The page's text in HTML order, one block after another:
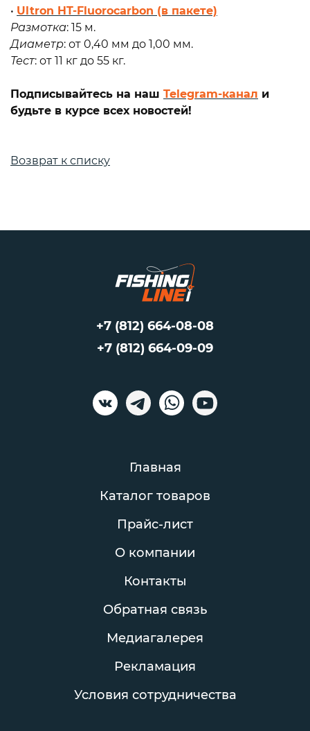
• Ultron HT-Fluorocarbon (в пакете)
Размотка: 15 м.
Диаметр: от 0,40 мм до 1,00 мм.
Тест: от 11 кг до 55 кг.
Подписывайтесь на наш Telegram-канал и
будьте в курсе всех новостей!
Возврат к списку
Главная
Каталог товаров
Прайс-лист
О компании
Контакты
Обратная связь
Медиагалерея
Рекламация
Условия сотрудничества
+7 (812) 664-08-08
+7 (812) 664-09-09